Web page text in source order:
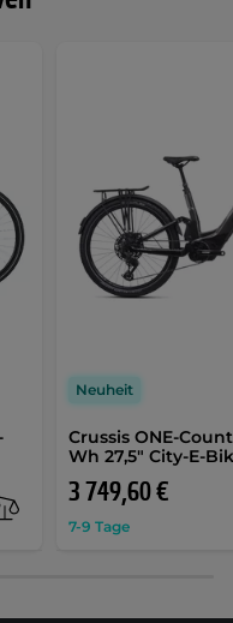
Crussis ONE-
Wh 27,5" City-E-
3 749,60 €
7-9 Tage
Neuheit